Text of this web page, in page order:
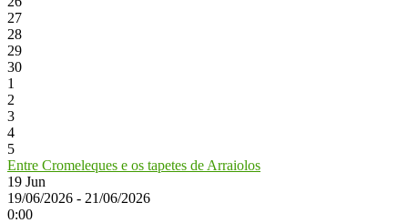
27
28
29
30
1
2
3
4
5
Entre Cromeleques e os tapetes de Arraiolos
19 Jun
19/06/2026 - 21/06/2026
0:00